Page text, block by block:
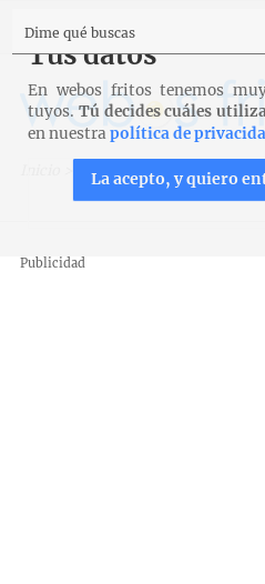
Recetas Verduras y
Publicidad
Tus datos
En webos fritos tenemos
tuyos. Tú decides cuáles
en nuestrapolítica de
La acepto, y quiero